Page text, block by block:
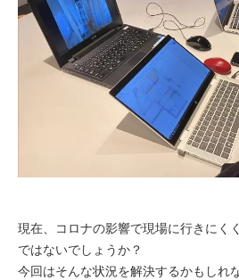
現在、コロナの影響で現場に行きにく
ではないでしょうか？
今回はそんな状況を解決するかもしれ